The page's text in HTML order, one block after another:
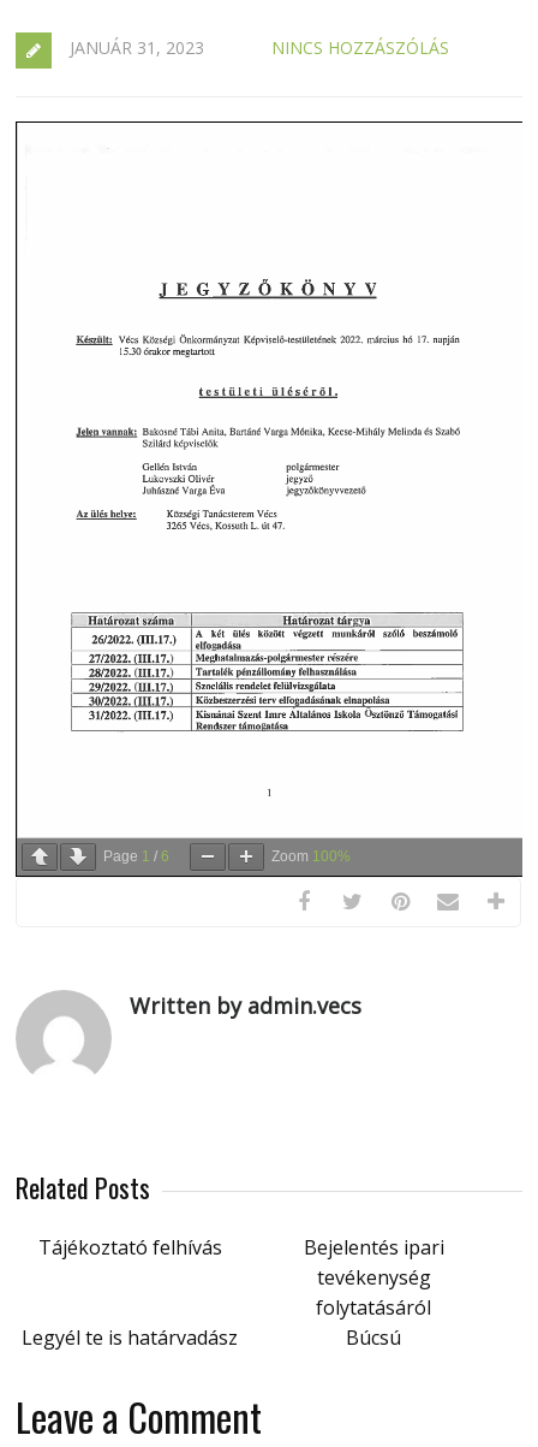
JANUÁR 31, 2023 NINCS HOZZÁSZÓLÁS
Page 1 / 6 Zoom 100%
Written by admin.vecs
Related Posts
Tájékoztató felhívás
Bejelentés ipari
tevékenység
folytatásáról
Legyél te is határvadász
Búcsú
Leave a Comment